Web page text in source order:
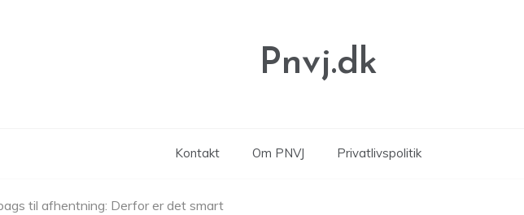
Pnvj.dk
Kontakt Om PNVJ Privatlivspolitik
til afhentning: Derfor er det smart